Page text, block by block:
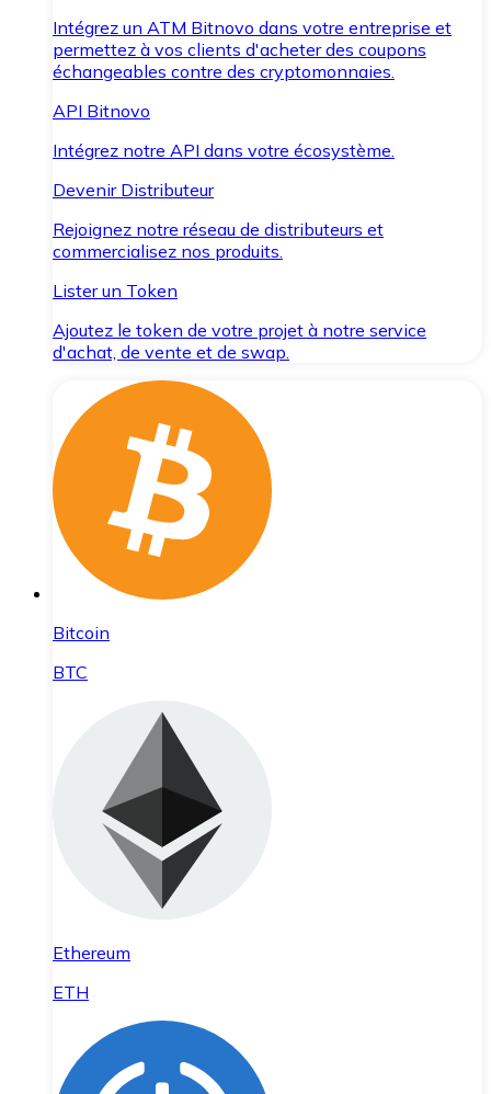
Intégrez un ATM Bitnovo dans votre entreprise et
permettez à vos clients d'acheter des coupons
échangeables contre des cryptomonnaies.
API Bitnovo
Intégrez notre API dans votre écosystème.
Devenir Distributeur
Rejoignez notre réseau de distributeurs et
commercialisez nos produits.
Lister un Token
Ajoutez le token de votre projet à notre service
d'achat, de vente et de swap.
Bitcoin
BTC
Ethereum
ETH